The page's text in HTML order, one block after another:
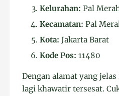
Kelurahan: Pal
Kecamatan: Pal
Kota: Jakarta Barat
Kode Pos: 11480
Dengan alamat yang
lagi khawatir tersesat.